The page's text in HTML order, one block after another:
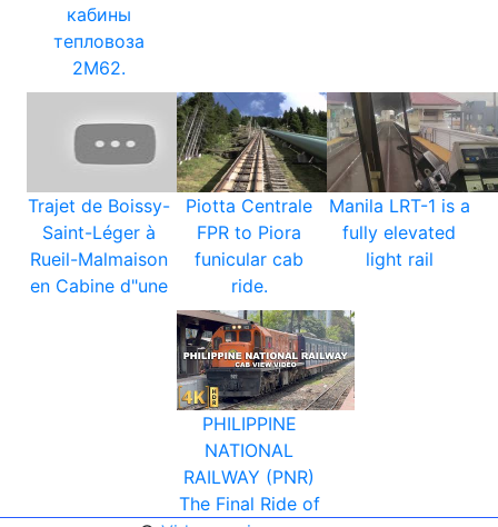
кабины
тепловоза
2М62.
Trajet de Boissy-
Saint-Léger à
Rueil-Malmaison
en Cabine d"une
Piotta Centrale
FPR to Piora
funicular cab
ride.
Manila LRT-1 is a
fully elevated
light rail
PHILIPPINE
NATIONAL
RAILWAY (PNR)
The Final Ride of